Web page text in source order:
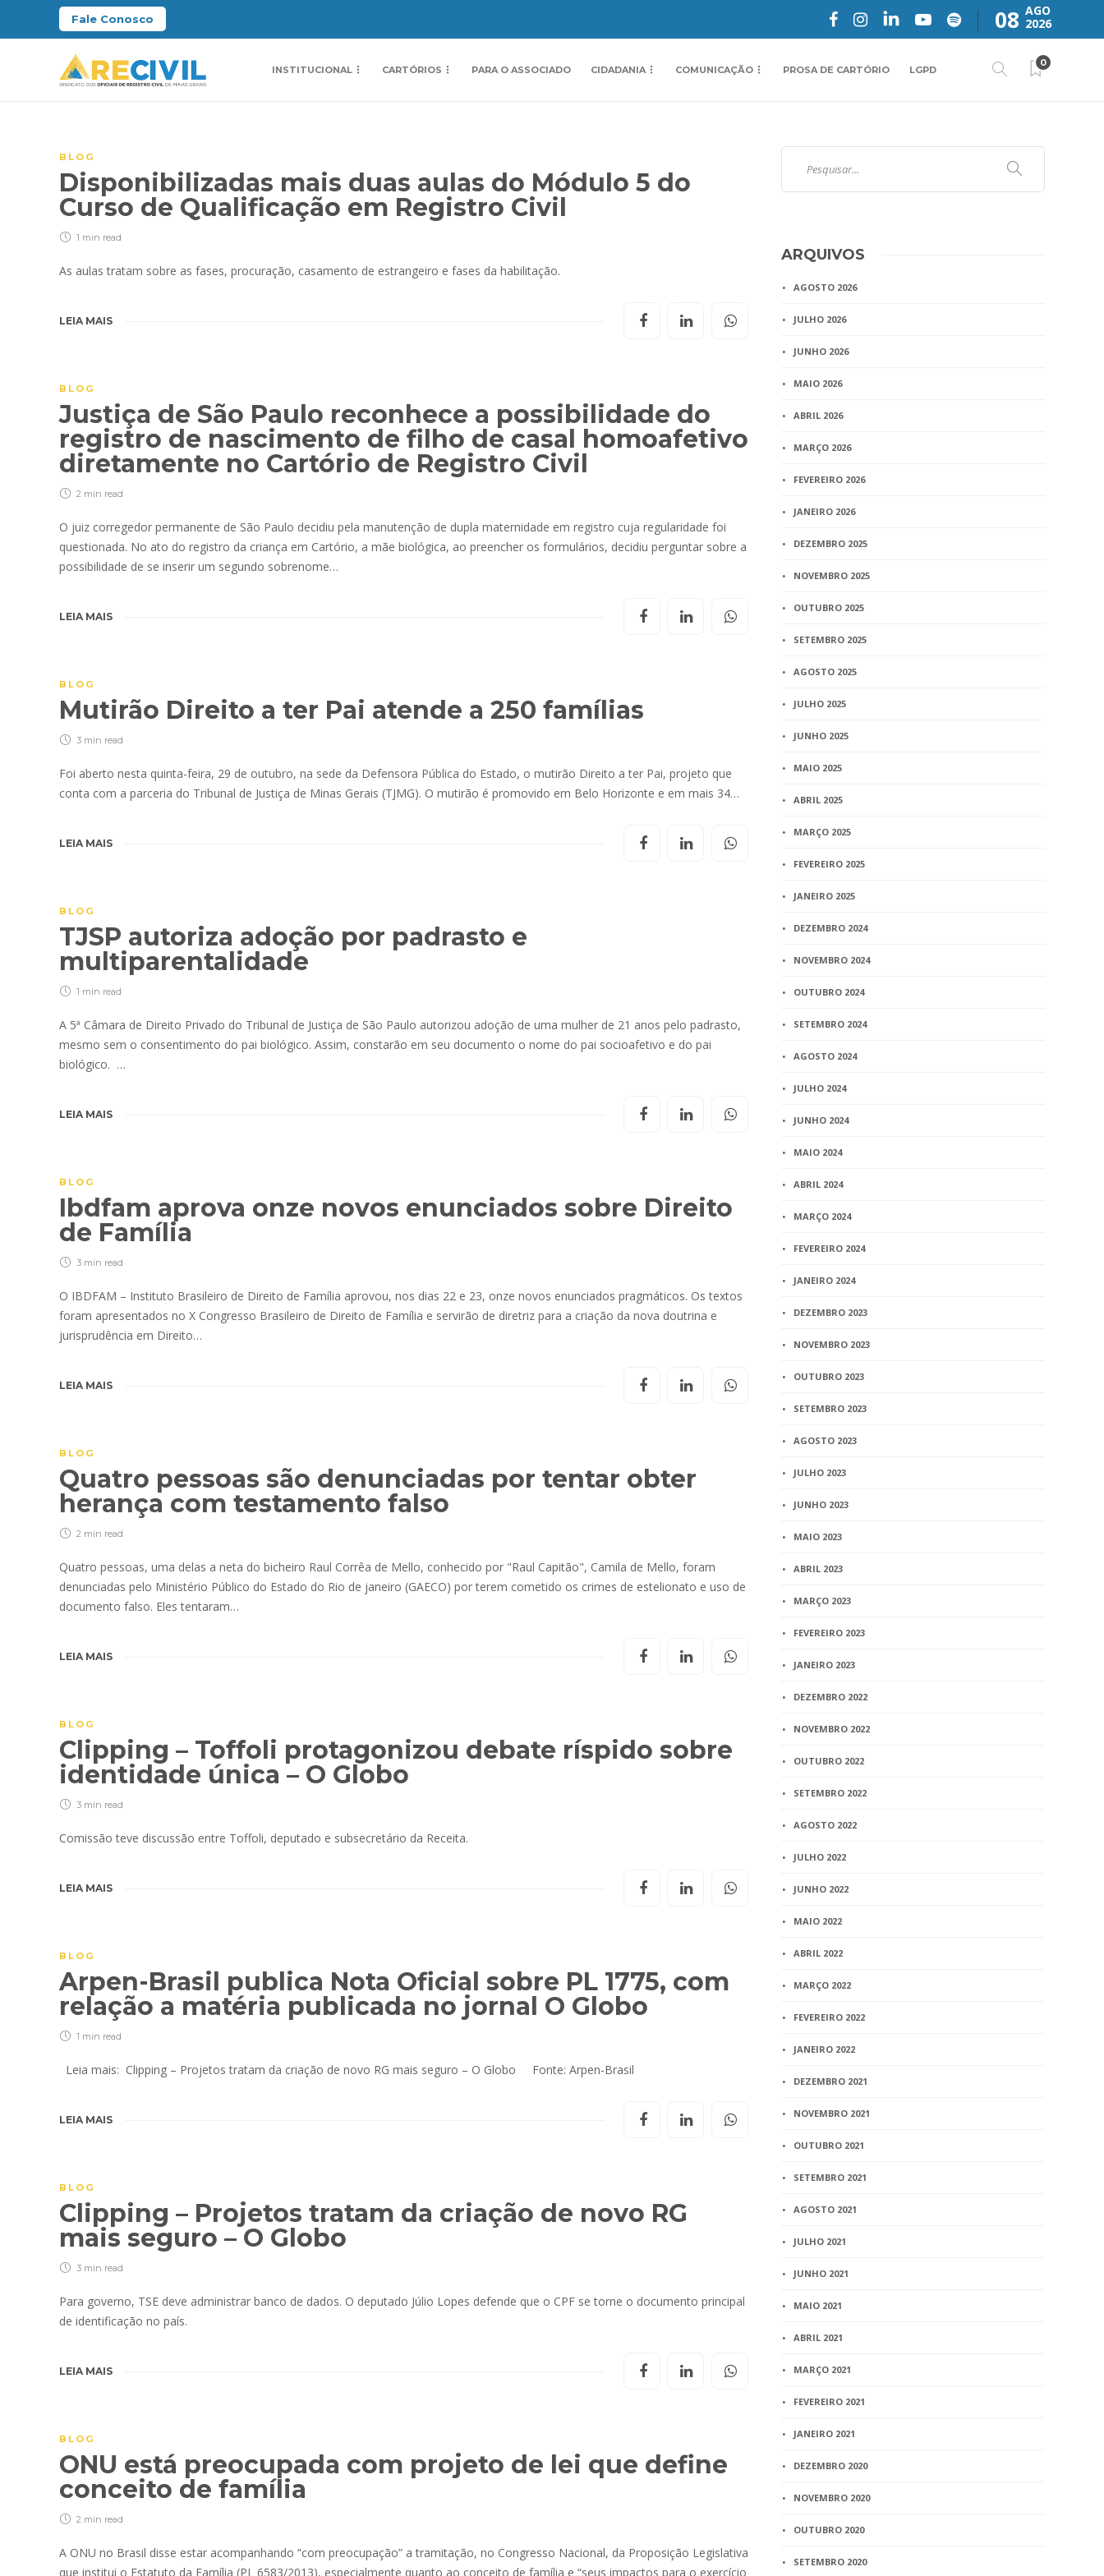
Fale Conosco 08 AGO
2026
INSTITUCIONAL CARTÓRIOS PARA O ASSOCIADO CIDADANIA COMUNICAÇÃO PROSA DE CARTÓRIO LGPD
0
BLOG
Disponibilizadas mais duas aulas do Módulo 5 do
Curso de Qualificação em Registro Civil
1 min read
As aulas tratam sobre as fases, procuração, casamento de estrangeiro e fases da habilitação.
LEIA MAIS
BLOG
Justiça de São Paulo reconhece a possibilidade do
registro de nascimento de filho de casal homoafetivo
diretamente no Cartório de Registro Civil
2 min read
O juiz corregedor permanente de São Paulo decidiu pela manutenção de dupla maternidade em registro cuja regularidade foi
questionada. No ato do registro da criança em Cartório, a mãe biológica, ao preencher os formulários, decidiu perguntar sobre a
possibilidade de se inserir um segundo sobrenome…
LEIA MAIS
BLOG
Mutirão Direito a ter Pai atende a 250 famílias
3 min read
Foi aberto nesta quinta-feira, 29 de outubro, na sede da Defensora Pública do Estado, o mutirão Direito a ter Pai, projeto que
conta com a parceria do Tribunal de Justiça de Minas Gerais (TJMG). O mutirão é promovido em Belo Horizonte e em mais 34…
LEIA MAIS
BLOG
TJSP autoriza adoção por padrasto e
multiparentalidade
1 min read
A 5ª Câmara de Direito Privado do Tribunal de Justiça de São Paulo autorizou adoção de uma mulher de 21 anos pelo padrasto,
mesmo sem o consentimento do pai biológico. Assim, constarão em seu documento o nome do pai socioafetivo e do pai
biológico. …
LEIA MAIS
BLOG
Ibdfam aprova onze novos enunciados sobre Direito
de Família
3 min read
O IBDFAM – Instituto Brasileiro de Direito de Família aprovou, nos dias 22 e 23, onze novos enunciados pragmáticos. Os textos
foram apresentados no X Congresso Brasileiro de Direito de Família e servirão de diretriz para a criação da nova doutrina e
jurisprudência em Direito…
LEIA MAIS
BLOG
Quatro pessoas são denunciadas por tentar obter
herança com testamento falso
2 min read
Quatro pessoas, uma delas a neta do bicheiro Raul Corrêa de Mello, conhecido por "Raul Capitão", Camila de Mello, foram
denunciadas pelo Ministério Público do Estado do Rio de janeiro (GAECO) por terem cometido os crimes de estelionato e uso de
documento falso. Eles tentaram…
LEIA MAIS
BLOG
Clipping – Toffoli protagonizou debate ríspido sobre
identidade única – O Globo
3 min read
Comissão teve discussão entre Toffoli, deputado e subsecretário da Receita.
LEIA MAIS
BLOG
Arpen-Brasil publica Nota Oficial sobre PL 1775, com
relação a matéria publicada no jornal O Globo
1 min read
Leia mais: Clipping – Projetos tratam da criação de novo RG mais seguro – O Globo Fonte: Arpen-Brasil
LEIA MAIS
BLOG
Clipping – Projetos tratam da criação de novo RG
mais seguro – O Globo
3 min read
Para governo, TSE deve administrar banco de dados. O deputado Júlio Lopes defende que o CPF se torne o documento principal
de identificação no país.
LEIA MAIS
BLOG
ONU está preocupada com projeto de lei que define
conceito de família
2 min read
A ONU no Brasil disse estar acompanhando “com preocupação” a tramitação, no Congresso Nacional, da Proposição Legislativa
que institui o Estatuto da Família (PL 6583/2013), especialmente quanto ao conceito de família e “seus impactos para o exercício
ARQUIVOS
AGOSTO 2026
JULHO 2026
JUNHO 2026
MAIO 2026
ABRIL 2026
MARÇO 2026
FEVEREIRO 2026
JANEIRO 2026
DEZEMBRO 2025
NOVEMBRO 2025
OUTUBRO 2025
SETEMBRO 2025
AGOSTO 2025
JULHO 2025
JUNHO 2025
MAIO 2025
ABRIL 2025
MARÇO 2025
FEVEREIRO 2025
JANEIRO 2025
DEZEMBRO 2024
NOVEMBRO 2024
OUTUBRO 2024
SETEMBRO 2024
AGOSTO 2024
JULHO 2024
JUNHO 2024
MAIO 2024
ABRIL 2024
MARÇO 2024
FEVEREIRO 2024
JANEIRO 2024
DEZEMBRO 2023
NOVEMBRO 2023
OUTUBRO 2023
SETEMBRO 2023
AGOSTO 2023
JULHO 2023
JUNHO 2023
MAIO 2023
ABRIL 2023
MARÇO 2023
FEVEREIRO 2023
JANEIRO 2023
DEZEMBRO 2022
NOVEMBRO 2022
OUTUBRO 2022
SETEMBRO 2022
AGOSTO 2022
JULHO 2022
JUNHO 2022
MAIO 2022
ABRIL 2022
MARÇO 2022
FEVEREIRO 2022
JANEIRO 2022
DEZEMBRO 2021
NOVEMBRO 2021
OUTUBRO 2021
SETEMBRO 2021
AGOSTO 2021
JULHO 2021
JUNHO 2021
MAIO 2021
ABRIL 2021
MARÇO 2021
FEVEREIRO 2021
JANEIRO 2021
DEZEMBRO 2020
NOVEMBRO 2020
OUTUBRO 2020
SETEMBRO 2020